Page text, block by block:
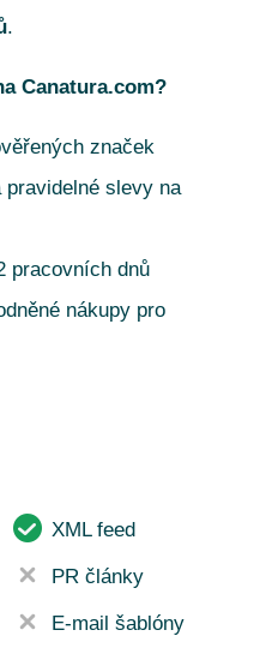
.
Canatura.com?
značek
slevy na
pracovních dnů
nákupy pro
XML feed
PR články
E-mail šablóny